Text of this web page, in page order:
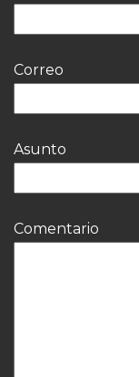
Correo
Asunto
Comentario